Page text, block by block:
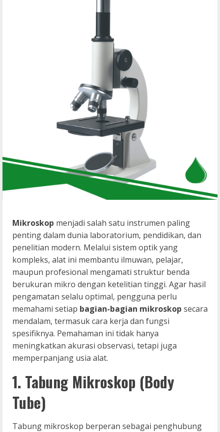
Mikroskop menjadi salah satu instrumen paling
penting dalam dunia laboratorium, pendidikan, dan
penelitian modern. Melalui sistem optik yang
kompleks, alat ini membantu ilmuwan, pelajar,
maupun profesional mengamati struktur benda
berukuran mikro dengan ketelitian tinggi. Agar hasil
pengamatan selalu optimal, pengguna perlu
memahami setiap bagian-bagian mikroskop secara
mendalam, termasuk cara kerja dan fungsi
spesifiknya. Pemahaman ini tidak hanya
meningkatkan akurasi observasi, tetapi juga
memperpanjang usia alat.
1. Tabung Mikroskop (Body
Tube)
Tabung mikroskop berperan sebagai penghubung